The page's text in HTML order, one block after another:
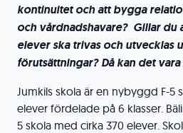
kontinuitet och att bygga
och vårdnadshavare? Gillar du
elever ska trivas och utvecklas
förutsättningar? Då kan det
Jumkils skola är en nybyggd F-5
elever fördelade på 6 klasser.
5 skola med cirka 370 elever.